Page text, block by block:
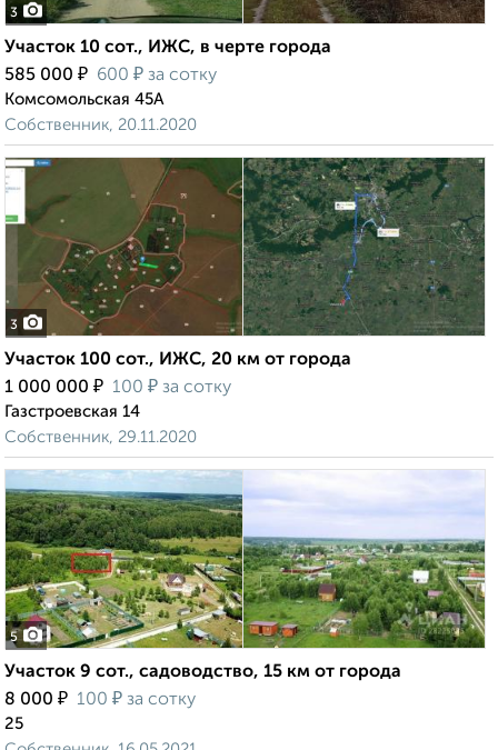
3
Участок 10 сот., ИЖС, в черте города
585 000 ₽ 600 ₽ за сотку
Комсомольская 45А
Собственник, 20.11.2020
3
Участок 100 сот., ИЖС, 20 км от города
1 000 000 ₽ 100 ₽ за сотку
Газстроевская 14
Собственник, 29.11.2020
5
Участок 9 сот., садоводство, 15 км от города
8 000 ₽ 100 ₽ за сотку
25